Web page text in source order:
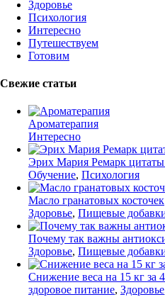
Здоровье
Психология
Интересно
Путешествуем
Готовим
Свежие статьи
Ароматерапия
Интересно
Эрих Мария Ремарк цитаты
Обучение, Психология
Масло гранатовых косточек
Здоровье, Пищевые
Почему так важны
Здоровье, Пищевые
Снижение веса на 15 кг за
здоровое питание, Здоровье